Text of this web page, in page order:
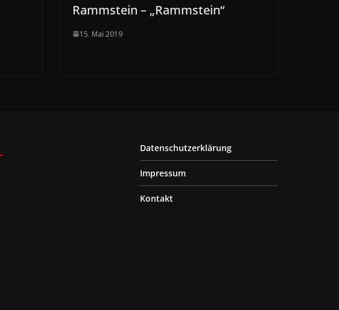
Rammstein – „Rammstein“
15. Mai 2019
Datenschutzerklärung
Impressum
Kontakt